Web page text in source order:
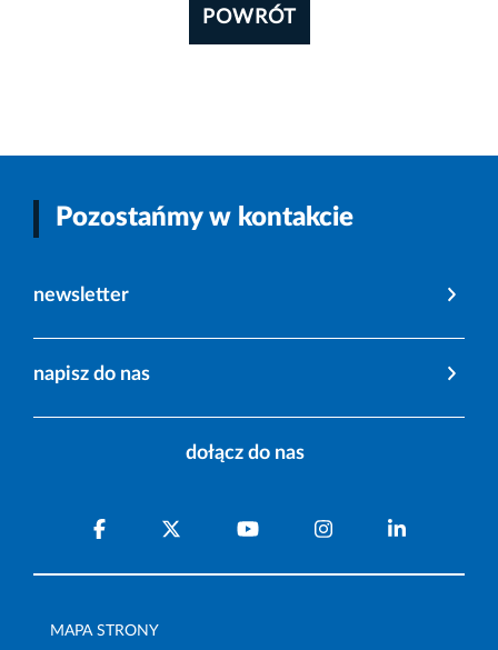
POWRÓT
Pozostańmy w kontakcie
newsletter
napisz do nas
dołącz do nas
MAPA STRONY